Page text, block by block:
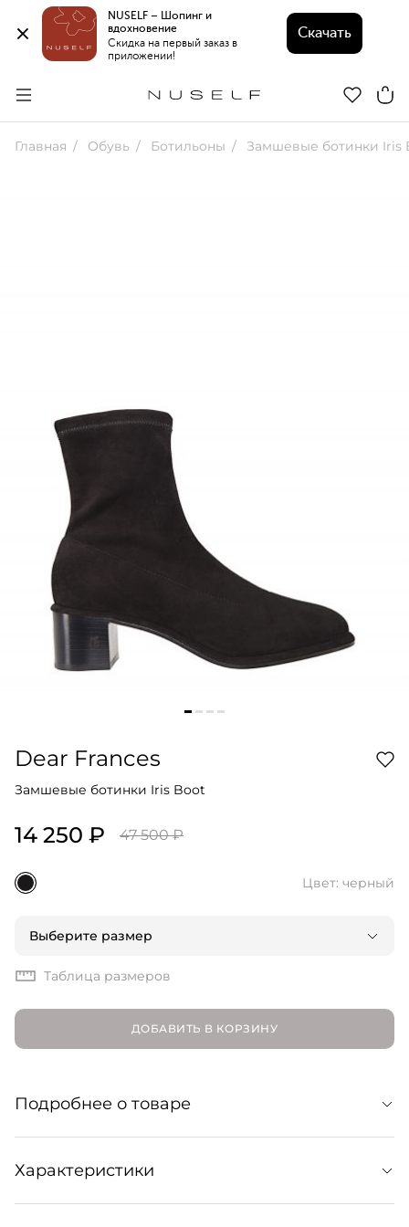
NUSELF – Шопинг и
вдохновение
Скидка на первый заказ в
приложении!
Скачать
Главная Обувь Ботильоны Замшевые ботинки Iris
Dear Frances
Замшевые ботинки Iris Boot
14 250 ₽ 47 500 ₽
Цвет: черный
Выберите размер
Таблица размеров
ДОБАВИТЬ В КОРЗИНУ
Подробнее о товаре
Ботильоны из мягкой замши на устойчивом каблуке.
Стильный атрибут сезонного гардероба — сочетайте
как с джинсами и брюками, так и с платьями и юбками.
Характеристики